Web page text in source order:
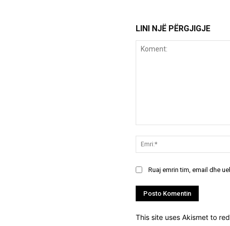
LINI NJË PËRGJIGJE
Ruaj emrin tim, email dhe
This site uses Akismet to